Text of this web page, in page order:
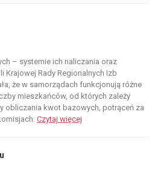
– systemie ich naliczania oraz
Krajowej Rady Regionalnych Izb
że w samorządach funkcjonują różne
mieszkańców, od których zależy
obliczania kwot bazowych, potrąceń za
Czytaj więcej